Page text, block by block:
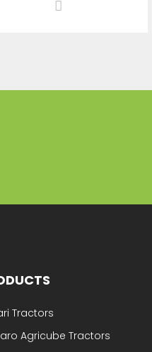
Tractors
Agricube Tractors